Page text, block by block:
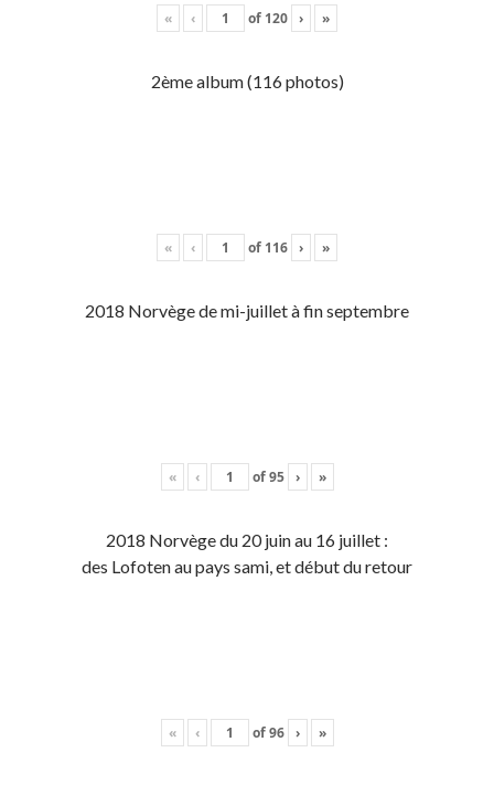
« ‹ of 120 › »
2ème album (116 photos)
« ‹ of 116 › »
2018 Norvège de mi-juillet à fin septembre
« ‹ of95 › »
2018 Norvège du 20 juin au 16 juillet :
des Lofoten au pays sami, et début du retour
« ‹ of96 › »